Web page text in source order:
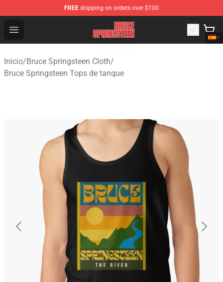
FREE shipping on orders over $100
Open menu
Bruce Springsteen Store - Official Bruce Springsteen
Inicio/Bruce Springsteen Cloth/
Bruce Springsteen Tops de tanque